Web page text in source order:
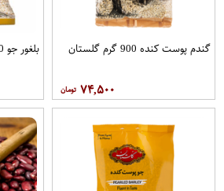
گندم پوست کنده 900 گرم گلستان
۷۴,۵۰۰
بلغور جو 900 گرم گلستان